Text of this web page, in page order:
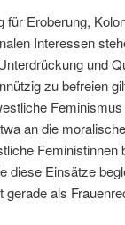
Eroberung,
Interessen
und
zu befreien
an die
Feministinnen
diese Einsätze
als